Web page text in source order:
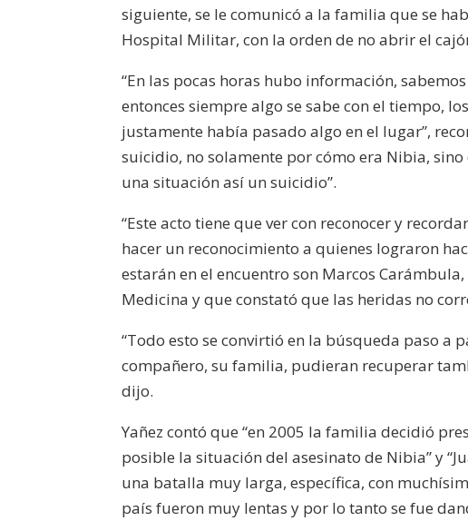
siguiente, se le comunicó a la familia que se
Hospital Militar, con la orden de no abrir el
“En las pocas horas hubo información,
entonces siempre algo se sabe con el tiempo,
justamente había pasado algo en el lugar”,
suicidio, no solamente por cómo era Nibia,
una situación así un suicidio”.
“Este acto tiene que ver con reconocer y
hacer un reconocimiento a quienes lograron
estarán en el encuentro son Marcos
Medicina y que constató que las heridas no
“Todo esto se convirtió en la búsqueda paso a
compañero, su familia, pudieran recuperar
dijo.
Yañez contó que “en 2005 la familia decidió
posible la situación del asesinato de Nibia” y
una batalla muy larga, específica, con
país fueron muy lentas y por lo tanto se fue